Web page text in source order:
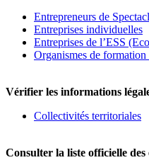
Entrepreneurs de
Entreprises individuelles
Entreprises de l’ESS
Organismes de
Vérifier les informations
Collectivités territoriales
Consulter la liste officielle des